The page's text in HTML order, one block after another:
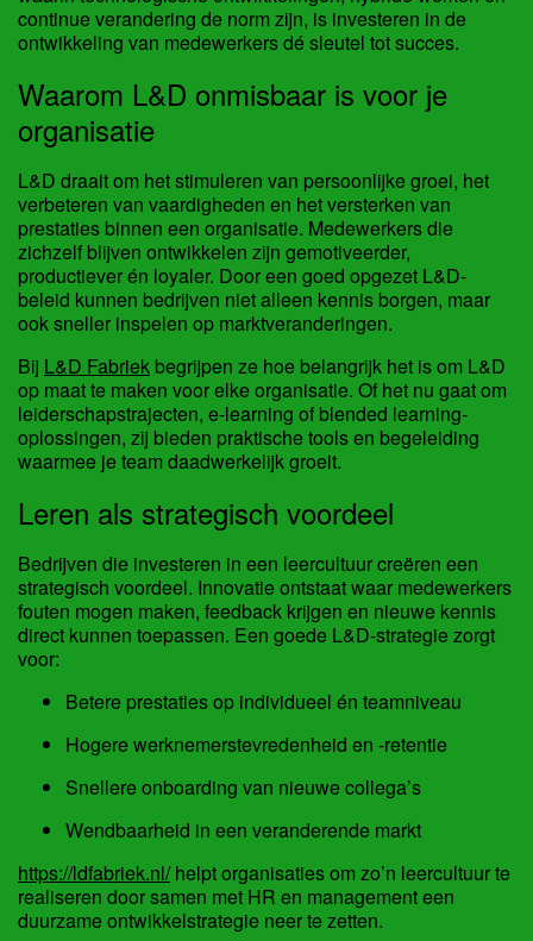
continue verandering de norm zijn, is investeren in de
ontwikkeling van medewerkers dé sleutel tot succes.
Waarom L&D onmisbaar is voor je
organisatie
L&D draait om het stimuleren van persoonlijke groei, het
verbeteren van vaardigheden en het versterken van
prestaties binnen een organisatie. Medewerkers die
zichzelf blijven ontwikkelen zijn gemotiveerder,
productiever én loyaler. Door een goed opgezet L&D-
beleid kunnen bedrijven niet alleen kennis borgen, maar
ook sneller inspelen op marktveranderingen.
Bij L&D Fabriek begrijpen ze hoe belangrijk het is om L&D
op maat te maken voor elke organisatie. Of het nu gaat om
leiderschapstrajecten, e-learning of blended learning-
oplossingen, zij bieden praktische tools en begeleiding
waarmee je team daadwerkelijk groeit.
Leren als strategisch voordeel
Bedrijven die investeren in een leercultuur creëren een
strategisch voordeel. Innovatie ontstaat waar medewerkers
fouten mogen maken, feedback krijgen en nieuwe kennis
direct kunnen toepassen. Een goede L&D-strategie zorgt
voor:
Betere prestaties op individueel én teamniveau
Hogere werknemerstevredenheid en -retentie
Snellere onboarding van nieuwe collega’s
Wendbaarheid in een veranderende markt
https://ldfabriek.nl/helpt organisaties om zo’n leercultuur te
realiseren door samen met HR en management een
duurzame ontwikkelstrategie neer te zetten.